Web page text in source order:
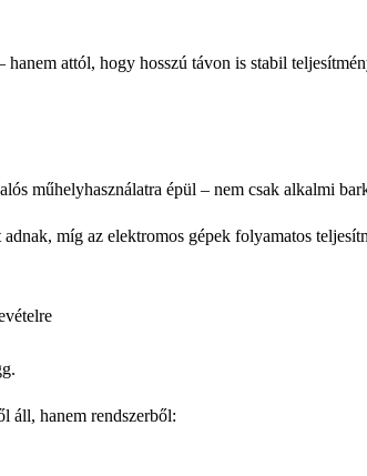
attól, hogy hosszú távon is stabil
műhelyhasználatra épül – nem csak alkalmi
míg az elektromos gépek folyamatos
áll, hanem rendszerből: